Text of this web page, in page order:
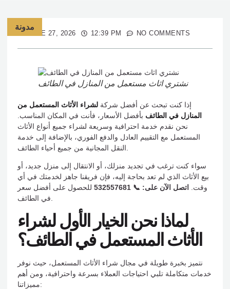
مدونة
JUNE 27, 2026 12:39 PM NO COMMENTS
نشتري اثاث مستعمل من المنازل في الطائف
إذا كنت تبحث عن أفضل شركة لشراء الأثاث المستعمل من
المنازل في الطائف بأفضل الأسعار، فأنت في المكان المناسب.
نحن نقدم خدمة احترافية وسريعة لشراء جميع أنواع الأثاث
المستعمل مع التقييم العادل والدفع الفوري، بالإضافة إلى خدمة
سواء كنت ترغب في تجديد منزلك، أو الانتقال إلى منزل جديد، أو
بيع الأثاث الذي لم تعد بحاجة إليه، فإن فريقنا جاهز لخدمتك في أي
وقت. اتصل الآن على: 📞 532557681
للحصول على أفضل سعر
في الطائف.
لماذا نحن الخيار الأول لشراء
الأثاث المستعمل في الطائف؟
نتميز بخبرة طويلة في مجال شراء الأثاث المستعمل، حيث نوفر
خدمات متكاملة تلبي احتياجات العملاء بسرعة واحترافية، ومن أهم
مميزاتنا: